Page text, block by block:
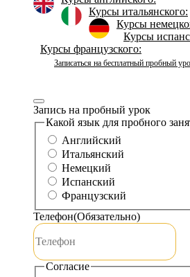
Курсы итальянского:
Курсы
Курсы
Курсы французского:
Записаться на бесплатный пробный
Запись на пробный урок
Какой язык для пробного
Английский
Итальянский
Немецкий
Испанский
Французский
Телефон(Обязательно)
Согласие